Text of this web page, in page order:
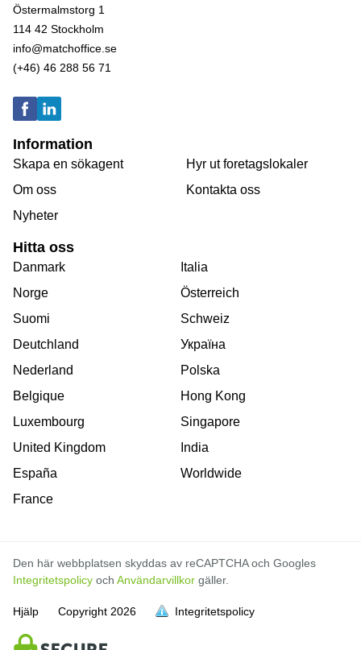
Östermalmstorg 1
114 42 Stockholm
info@matchoffice.se
(+46) 46 288 56 71
Information
Skapa en sökagent
Om oss
Nyheter
Hyr ut foretagslokaler
Kontakta oss
Hitta oss
Danmark
Norge
Suomi
Deutchland
Nederland
Belgique
Luxembourg
United Kingdom
España
France
Italia
Österreich
Schweiz
Україна
Polska
Hong Kong
Singapore
India
Worldwide
Den här webbplatsen skyddas av reCAPTCHA och Googles
Integritetspolicy och Användarvillkor gäller.
Hjälp Copyright 2026 Integritetspolicy